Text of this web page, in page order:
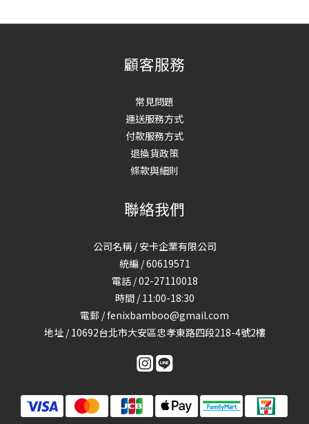
顧客服務
常見問題
運送服務方式
付款服務方式
退換貨政策
條款與細則
聯絡我們
公司名稱 / 安卡企業有限公司
統編 / 60619571
電話 / 02-27110018
時間 / 11:00-18:30
電郵 / fenixbamboo@gmail.com
地址 / 10692台北市大安區忠孝東路四段218-4號2樓